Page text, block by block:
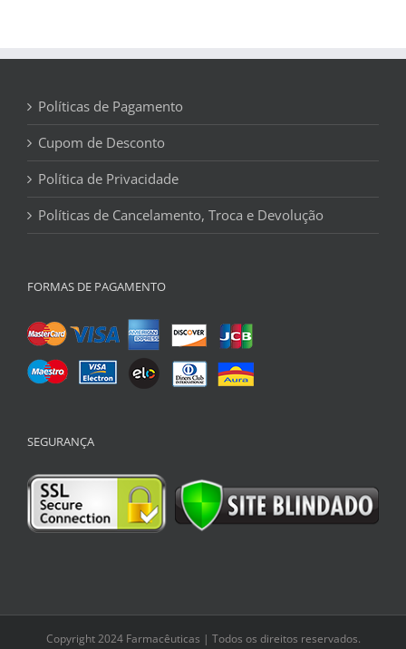
Políticas de Pagamento
Cupom de Desconto
Política de Privacidade
Políticas de Cancelamento, Troca e Devolução
FORMAS DE PAGAMENTO
SEGURANÇA
Copyright 2024 Farmacêuticas | Todos os direitos reservados.